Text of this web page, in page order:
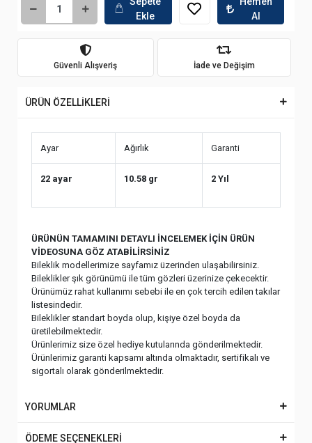
Ekle
Al
Güvenli Alışveriş İade ve Değişim
ÜRÜN ÖZELLİKLERİ
Ayar Ağırlık Garanti
22 ayar 10.58 gr 2 Yıl
ÜRÜNÜN TAMAMINI DETAYLI İNCELEMEK İÇİN ÜRÜN
VİDEOSUNA GÖZ ATABİLİRSİNİZ
Bileklik modellerimize sayfamız üzerinden ulaşabilirsiniz.
Bileklikler şık görünümü ile tüm gözleri üzerinize çekecektir.
Ürünümüz rahat kullanımı sebebi ile en çok tercih edilen takılar
listesindedir.
Bileklikler standart boyda olup, kişiye özel boyda da
üretilebilmektedir.
Ürünlerimiz size özel hediye kutularında gönderilmektedir.
Ürünlerimiz garanti kapsamı altında olmaktadır, sertifikalı ve
sigortalı olarak gönderilmektedir.
YORUMLAR
ÖDEME SEÇENEKLERİ